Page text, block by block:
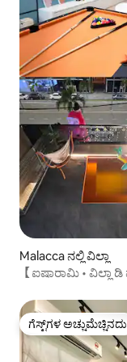
Malacca ನಲ್ಲಿ ವಿಲ್ಲಾ
【ಐಷಾರಾಮಿ •
ಗೆಸ್ಟ್‌ಗಳ ಅಚ್ಚುಮೆಚ್ಚಿನದು
ಗೆಸ್ಟ್‌ಗಳ ಅಚ್ಚುಮೆಚ್ಚಿನದು